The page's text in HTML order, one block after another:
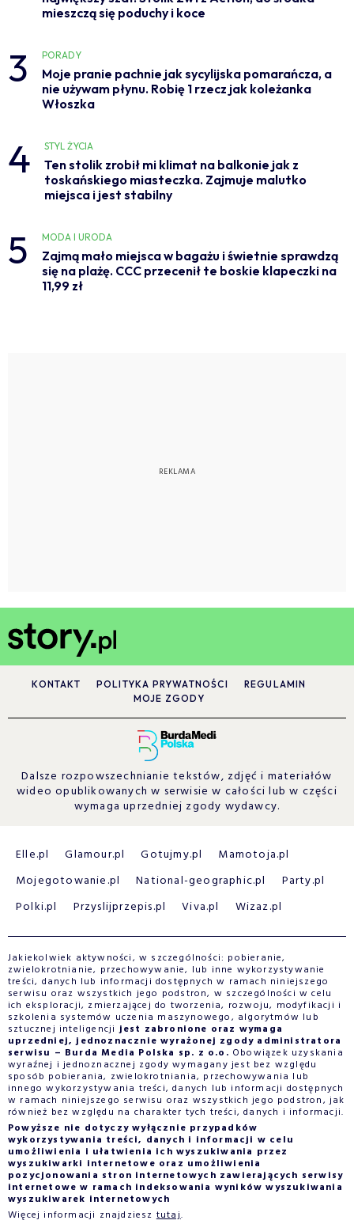
mieszczą się poduchy i koce
3 PORADY
Moje pranie pachnie jak sycylijska pomarańcza, a
nie używam płynu. Robię 1 rzecz jak koleżanka
Włoszka
4 STYL ŻYCIA
Ten stolik zrobił mi klimat na balkonie jak z
toskańskiego miasteczka. Zajmuje malutko
miejsca i jest stabilny
5 MODA I URODA
Zajmą mało miejsca w bagażu i świetnie sprawdzą
się na plażę. CCC przecenił te boskie klapeczki na
11,99 zł
KONTAKT POLITYKA PRYWATNOŚCI
REGULAMIN
MOJE ZGODY
Dalsze rozpowszechnianie tekstów, zdjęć i materiałów
wideo opublikowanych w serwisie w całości lub w części
wymaga uprzedniej zgody wydawcy.
Elle.pl Glamour.pl Gotujmy.pl
Mamotoja.pl
Mojegotowanie.pl
National-geographic.pl
Party.pl
Polki.pl
Przyslijprzepis.pl Viva.pl Wizaz.pl
Jakiekolwiek aktywności, w szczególności: pobieranie,
zwielokrotnianie, przechowywanie, lub inne wykorzystywanie
treści, danych lub informacji dostępnych w ramach niniejszego
serwisu oraz wszystkich jego podstron, w szczególności w celu
ich eksploracji, zmierzającej do tworzenia, rozwoju, modyfikacji i
szkolenia systemów uczenia maszynowego, algorytmów lub
sztucznej inteligencjijest zabronione oraz wymaga
uprzedniej, jednoznacznie wyrażonej zgody administratora
serwisu – Burda Media Polska sp. z o.o. Obowiązek uzyskania
wyraźnej i jednoznacznej zgody wymagany jest bez względu
sposób pobierania, zwielokrotniania, przechowywania lub
innego wykorzystywania treści, danych lub informacji dostępnych
w ramach niniejszego serwisu oraz wszystkich jego podstron, jak
również bez względu na charakter tych treści, danych i informacji.
Powyższe nie dotyczy wyłącznie przypadków
wykorzystywania treści, danych i informacji w celu
umożliwienia i ułatwienia ich wyszukiwania przez
wyszukiwarki internetowe oraz umożliwienia
pozycjonowania stron internetowych zawierających serwisy
internetowe w ramach indeksowania wyników wyszukiwania
wyszukiwarek internetowych
Więcej informacji znajdziesztutaj.